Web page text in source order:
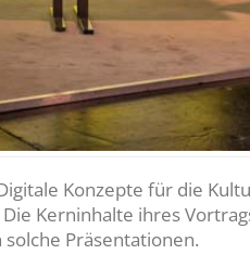
Konzepte für die
Kerninhalte ihres
Präsentationen.